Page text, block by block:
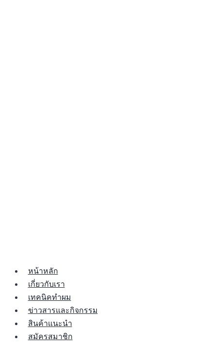
หน้าหลัก
เกี่ยวกับเรา
เทคนิคทำผม
ข่าวสารและกิจกรรม
สินค้าแนะนำ
สมัครสมาชิก